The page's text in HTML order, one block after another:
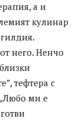
а и
кулинар
него. Ненчо
тефтера с
ми е